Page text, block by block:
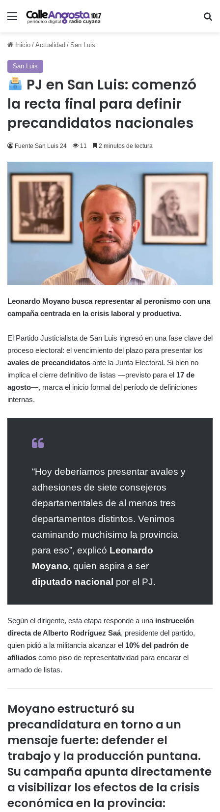
Menú
Inicio / Actualidad / San Luis
San Luis
PJ en San Luis: comenzó
la recta final para definir
precandidatos nacionales
Fuente San Luis 24 11 2 minutos de lectura
Leonardo Moyano busca representar al peronismo con una
campaña centrada en la crisis laboral y productiva.
El Partido Justicialista de San Luis ingresó en una fase clave del
proceso electoral: el vencimiento del plazo para presentar los
avales de precandidatos ante la Junta Electoral. Si bien no
implica el cierre definitivo de listas —previsto para el 17 de
agosto—, marca el inicio formal del período de definiciones
internas.
“Hoy deberíamos presentar avales y
adhesiones de siete consejeros
departamentales de al menos tres
departamentos distintos. Venimos
caminando muchísimo la provincia
para eso”, explicó Leonardo
Moyano, quien aspira a ser
diputado nacional por el PJ.
Según el dirigente, esta etapa responde a una instrucción
directa de Alberto Rodríguez Saá, presidente del partido,
quien pidió a la militancia alcanzar el 10% del padrón de
afiliados como piso de representatividad para encarar el
armado de listas.
Moyano estructuró su
precandidatura en torno a un
mensaje fuerte: defender el
trabajo y la producción puntana.
Su campaña apunta directamente
a visibilizar los efectos de la crisis
económica en la provincia: